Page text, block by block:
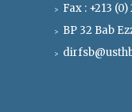
Fax : +213
BP 32 Bab